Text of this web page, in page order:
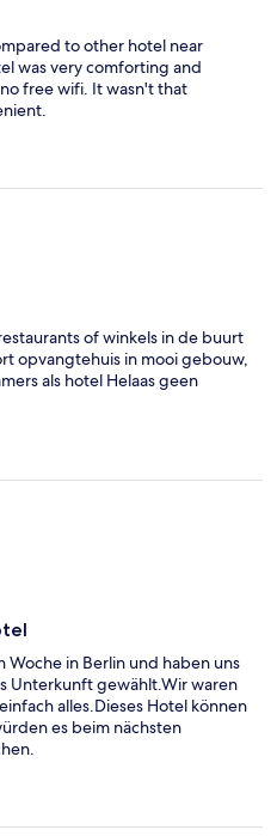
to other hotel near
was very comforting and
free wifi. It wasn't that
of winkels in de buurt
opvangtehuis in mooi gebouw,
als hotel Helaas geen
Woche in Berlin und haben uns
Unterkunft gewählt.Wir waren
alles.Dieses Hotel können
es beim nächsten